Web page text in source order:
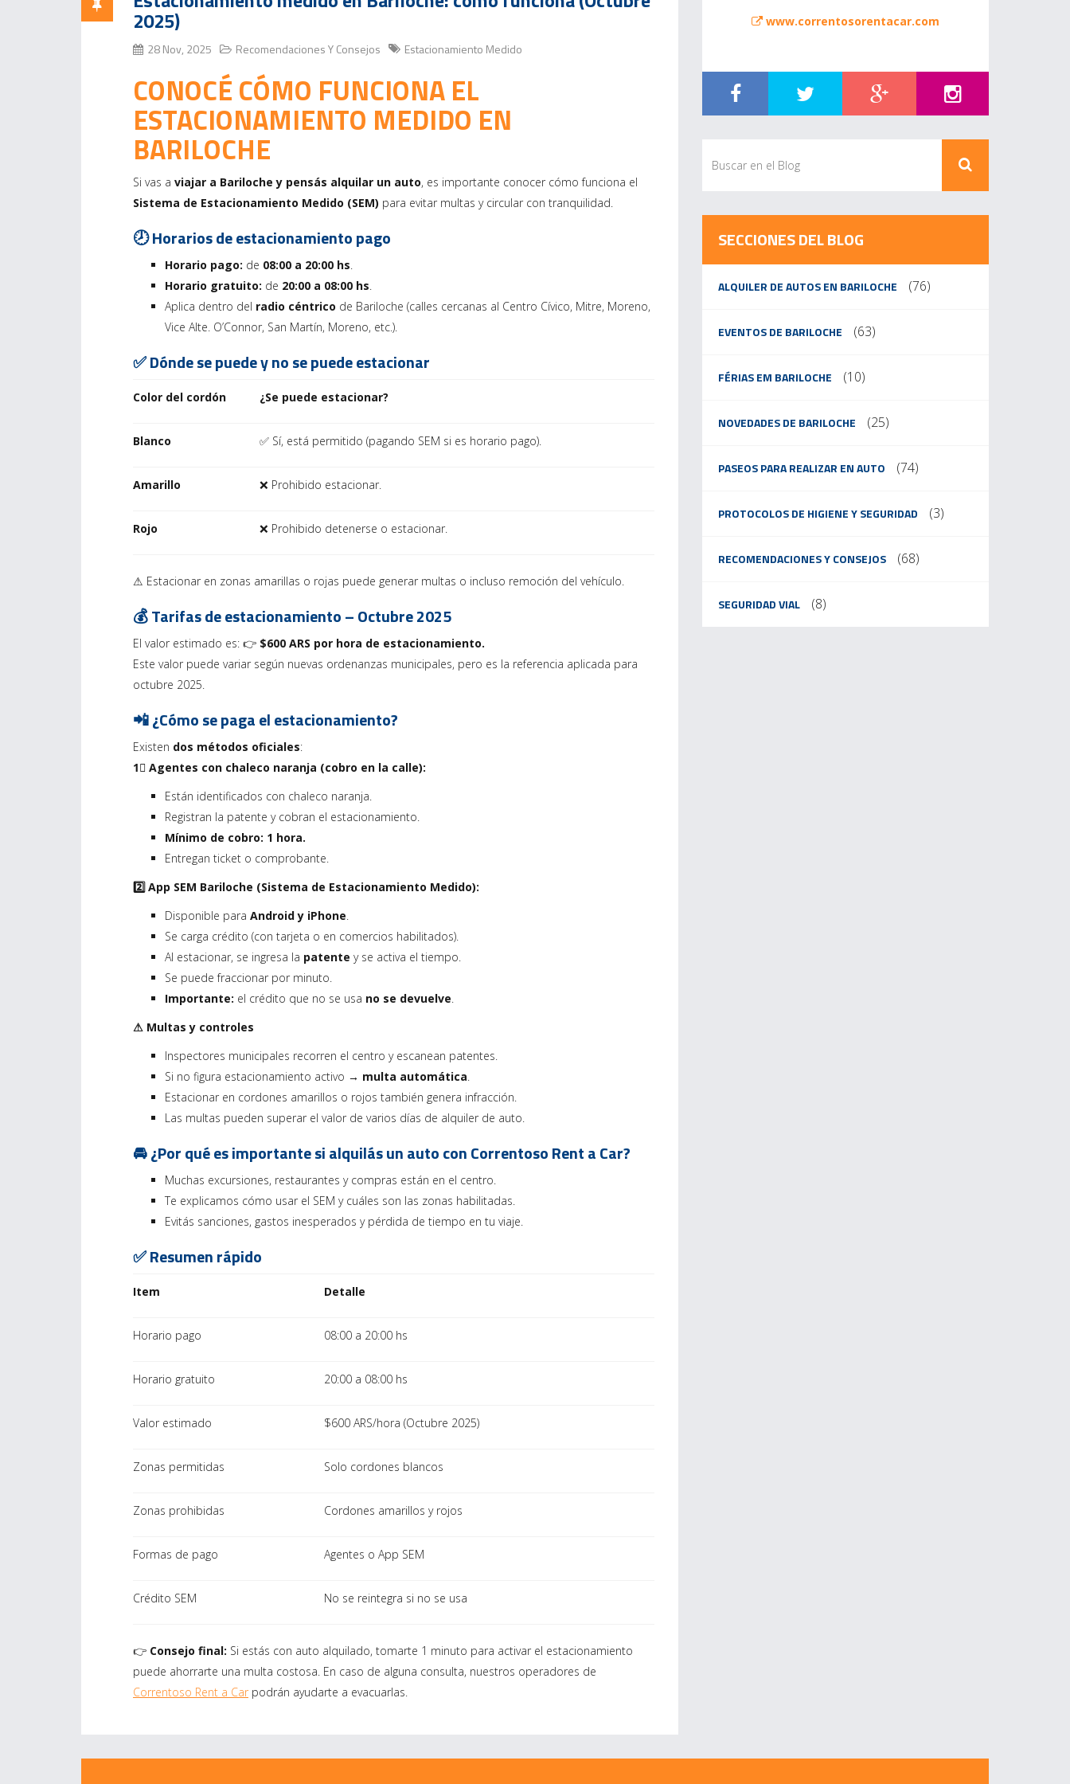
2025)
28 Nov, 2025 Recomendaciones Y Consejos Estacionamiento Medido
CONOCÉ CÓMO FUNCIONA EL
ESTACIONAMIENTO MEDIDO EN
BARILOCHE
Si vas a viajar a Bariloche y pensás alquilar un auto, es importante conocer cómo funciona el
Sistema de Estacionamiento Medido (SEM) para evitar multas y circular con tranquilidad.
🕗 Horarios de estacionamiento pago
Horario pago: de 08:00 a 20:00 hs.
Horario gratuito: de 20:00 a 08:00 hs.
Aplica dentro del radio céntrico de Bariloche (calles cercanas al Centro Cívico, Mitre, Moreno,
Vice Alte. O’Connor, San Martín, Moreno, etc.).
✅ Dónde se puede y no se puede estacionar
Color del cordón ¿Se puede estacionar?
Blanco ✅ Sí, está permitido (pagando SEM si es horario pago).
Amarillo ❌ Prohibido estacionar.
Rojo ❌ Prohibido detenerse o estacionar.
⚠ Estacionar en zonas amarillas o rojas puede generar multas o incluso remoción del vehículo.
💰 Tarifas de estacionamiento – Octubre 2025
El valor estimado es: 👉 $600 ARS por hora de estacionamiento.
Este valor puede variar según nuevas ordenanzas municipales, pero es la referencia aplicada para
octubre 2025.
📲 ¿Cómo se paga el estacionamiento?
Existen dos métodos oficiales:
1⃣ Agentes con chaleco naranja (cobro en la calle):
Están identificados con chaleco naranja.
Registran la patente y cobran el estacionamiento.
Mínimo de cobro: 1 hora.
Entregan ticket o comprobante.
2️⃣ App SEM Bariloche (Sistema de Estacionamiento Medido):
Disponible para Android y iPhone.
Se carga crédito (con tarjeta o en comercios habilitados).
Al estacionar, se ingresa la patente y se activa el tiempo.
Se puede fraccionar por minuto.
Importante: el crédito que no se usa no se devuelve.
⚠ Multas y controles
Inspectores municipales recorren el centro y escanean patentes.
Si no figura estacionamiento activo → multa automática.
Estacionar en cordones amarillos o rojos también genera infracción.
Las multas pueden superar el valor de varios días de alquiler de auto.
🚘 ¿Por qué es importante si alquilás un auto con Correntoso Rent a Car?
Muchas excursiones, restaurantes y compras están en el centro.
Te explicamos cómo usar el SEM y cuáles son las zonas habilitadas.
Evitás sanciones, gastos inesperados y pérdida de tiempo en tu viaje.
✅ Resumen rápido
Item Detalle
Horario pago 08:00 a 20:00 hs
Horario gratuito 20:00 a 08:00 hs
Valor estimado $600 ARS/hora (Octubre 2025)
Zonas permitidas Solo cordones blancos
Zonas prohibidas Cordones amarillos y rojos
Formas de pago Agentes o App SEM
Crédito SEM No se reintegra si no se usa
👉 Consejo final: Si estás con auto alquilado, tomarte 1 minuto para activar el estacionamiento
puede ahorrarte una multa costosa. En caso de alguna consulta, nuestros operadores de
Correntoso Rent a Car podrán ayudarte a evacuarlas.
www.correntosorentacar.com
SECCIONES DEL BLOG
ALQUILER DE AUTOS EN BARILOCHE (76)
EVENTOS DE BARILOCHE (63)
FÉRIAS EM BARILOCHE (10)
NOVEDADES DE BARILOCHE (25)
PASEOS PARA REALIZAR EN AUTO (74)
PROTOCOLOS DE HIGIENE Y SEGURIDAD (3)
RECOMENDACIONES Y CONSEJOS (68)
SEGURIDAD VIAL (8)